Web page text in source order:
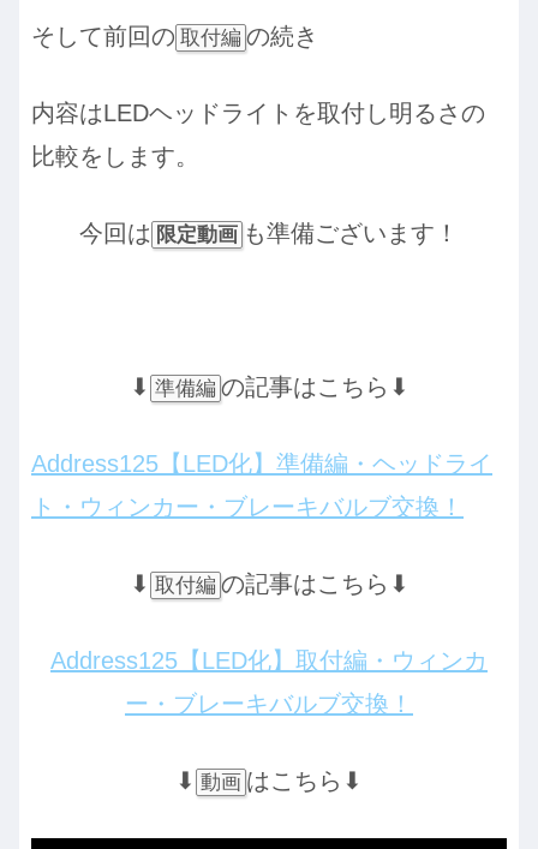
そして前回の 取付編 の続き
内容はLEDヘッドライトを取付し明るさの
比較をします。
今回は 限定動画 も準備ございます！
⬇︎ 準備編 の記事はこちら⬇︎
Address125【LED化】準備編・ヘッドライ
ト・ウィンカー・ブレーキバルブ交換！
⬇︎ 取付編 の記事はこちら⬇︎
Address125【LED化】取付編・ウィンカ
ー・ブレーキバルブ交換！
⬇︎ 動画 はこちら⬇︎